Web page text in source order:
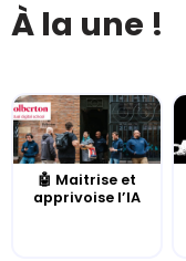
À la une !
🤖 Maitrise et
apprivoise l’IA